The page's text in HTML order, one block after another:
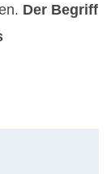
Der Begriff